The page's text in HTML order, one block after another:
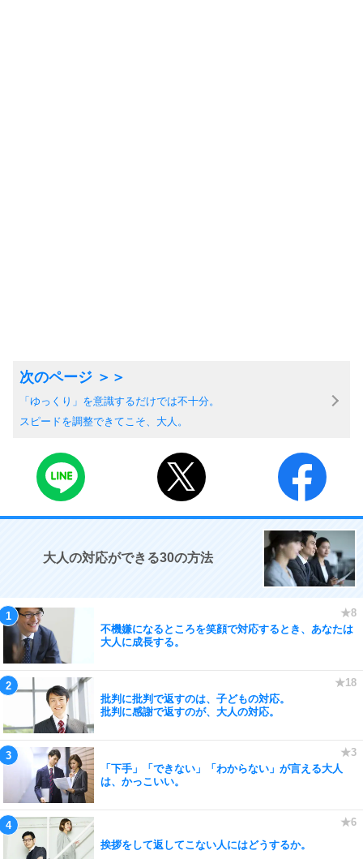
「ゆっくり」を意識するだけでは不十分。
スピードを調整できてこそ、大人。
大人の対応ができる30の方法
不機嫌になるところを笑顔で対応するとき、あなたは
大人に成長する。
批判に批判で返すのは、子どもの対応。
批判に感謝で返すのが、大人の対応。
「下手」「できない」「わからない」が言える大人
は、かっこいい。
挨拶をして返してこない人にはどうするか。